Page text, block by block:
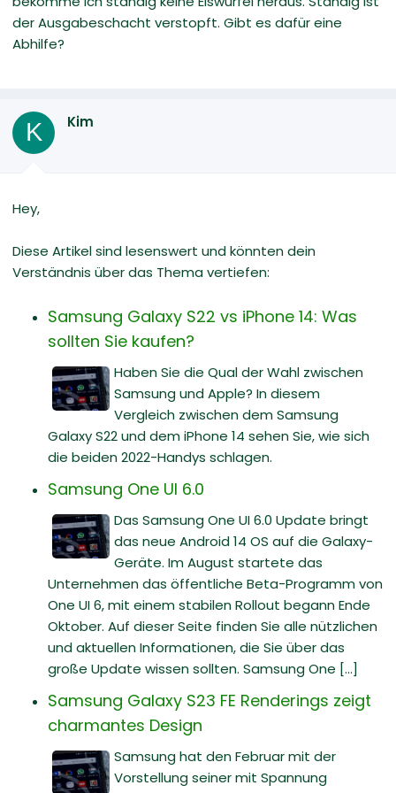
der Ausgabeschacht verstopft. Gibt es dafür eine
Abhilfe?
K Kim
Hey,
Diese Artikel sind lesenswert und könnten dein
Verständnis über das Thema vertiefen:
Samsung Galaxy S22 vs iPhone 14: Was
sollten Sie kaufen?
Haben Sie die Qual der Wahl zwischen
Samsung und Apple? In diesem
Vergleich zwischen dem Samsung
Galaxy S22 und dem iPhone 14 sehen Sie, wie sich
die beiden 2022-Handys schlagen.
Samsung One UI 6.0
Das Samsung One UI 6.0 Update bringt
das neue Android 14 OS auf die Galaxy-
Geräte. Im August startete das
Unternehmen das öffentliche Beta-Programm von
One UI 6, mit einem stabilen Rollout begann Ende
Oktober. Auf dieser Seite finden Sie alle nützlichen
und aktuellen Informationen, die Sie über das
große Update wissen sollten. Samsung One [...]
Samsung Galaxy S23 FE Renderings zeigt
charmantes Design
Samsung hat den Februar mit der
Vorstellung seiner mit Spannung